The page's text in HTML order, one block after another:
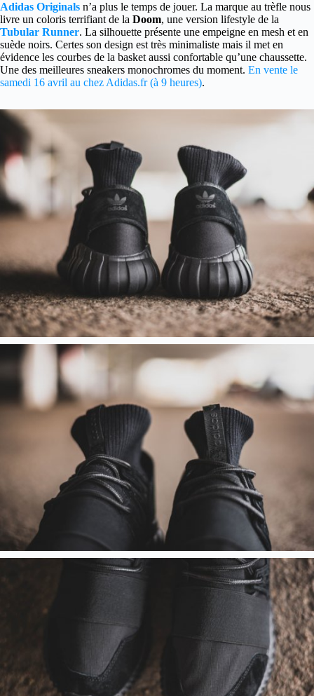
Adidas Originals n’a plus le temps de jouer. La marque au trèfle nous
livre un coloris terrifiant de la Doom, une version lifestyle de la
Tubular Runner. La silhouette présente une empeigne en mesh et en
suède noirs. Certes son design est très minimaliste mais il met en
évidence les courbes de la basket aussi confortable qu’une chaussette.
Une des meilleures sneakers monochromes du moment. En vente le
samedi 16 avril au chez Adidas.fr (à 9 heures).